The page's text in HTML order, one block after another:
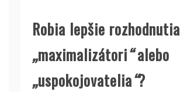
Robia lepšie rozhodnutia
„maximalizátori“alebo
„uspokojovatelia“?